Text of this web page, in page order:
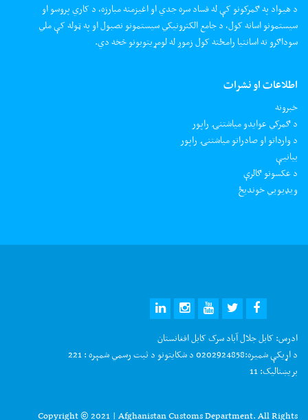
د هیواد په ګمرکونو کې له فساد سره جدي او اغیزمنه مبارزه، د کاري پروسو او
سیستمونو اسانه کول، د جامع الکترونیکي سیستمونو نصبول او په ټوله کې ملي
سوداګرو ته اسانتیا رامځته کول زموږ له لومړیتوبونو څخه دي.
اطلاعات او نشرات
خبرونه
د ګمرکي عوایدو میاشتنۍ راپور
د وارداتو او صادراتو میاشتنۍ راپور
بیانیې
د عکسونو ګالرې
ويډيويي خونديځ
ادرس:کابل جلال آباد سرک کابل افغانستان
د اړیکې شمیره:0202924858 د شکایتونو د ثبت رسمي شمېره : 221
بریښنالیک:
Copyright © 2021 | Afghanistan Customs Department. All Rights